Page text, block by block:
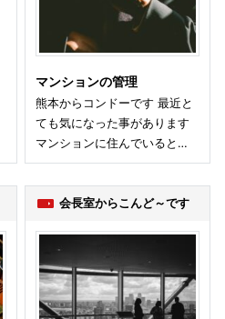
マンションの管理
熊本からコンドーです 最近と
ても気になった事があります
マンションに住んでいると…
会長室からこんど～です